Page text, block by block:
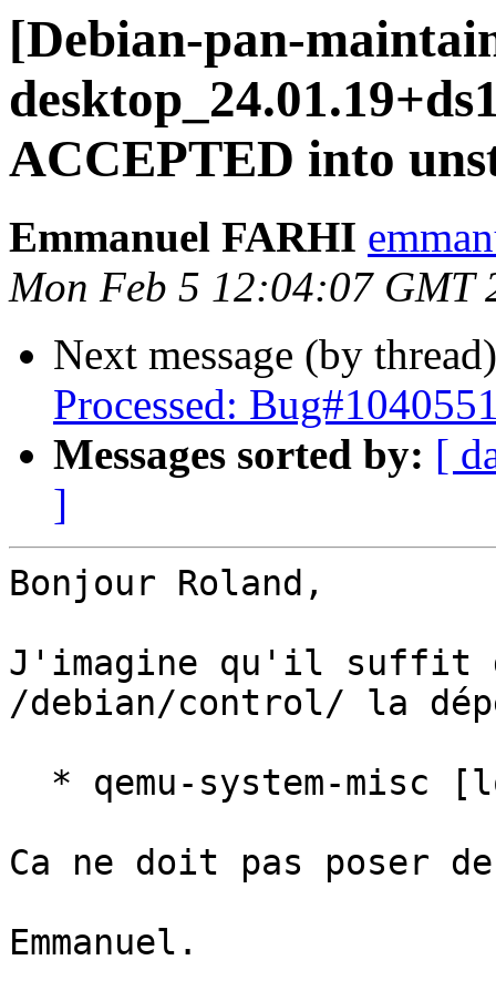
[Debian-pan-
ACCEPTED into
Emmanuel FARHI
Mon Feb 5 12:04:07 GMT
Next message (by
Processed:
Messages sorted by: [
]
Bonjour Roland,
J'imagine qu'il suffit
/debian/control/ la
Ca ne doit pas poser
Emmanuel.